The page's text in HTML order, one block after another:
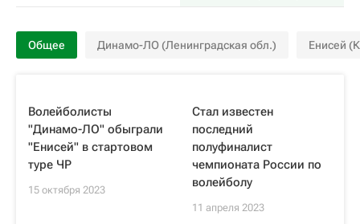
Общее Динамо-ЛО (Ленинградская обл.) Енисей
Волейболисты
"Динамо-ЛО" обыграли
"Енисей" в стартовом
туре ЧР
15 октября 2023
Стал известен
последний
полуфиналист
чемпионата России по
волейболу
11 апреля 2023